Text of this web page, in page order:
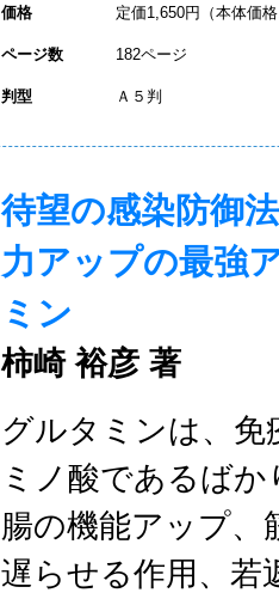
価格 定価1,650円（本体価
ページ数 182ページ
判型 Ａ５判
待望の感染防御
力アップの最強
ミン
柿崎 裕彦 著
グルタミンは、免
ミノ酸であるば
腸の機能アップ、
遅らせる作用、若